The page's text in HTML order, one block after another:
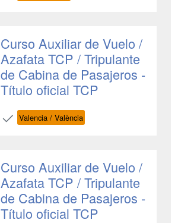
Curso Auxiliar de Vuelo /
Azafata TCP / Tripulante
de Cabina de Pasajeros -
Título oficial TCP
Valencia / València
Curso Auxiliar de Vuelo /
Azafata TCP / Tripulante
de Cabina de Pasajeros -
Título oficial TCP